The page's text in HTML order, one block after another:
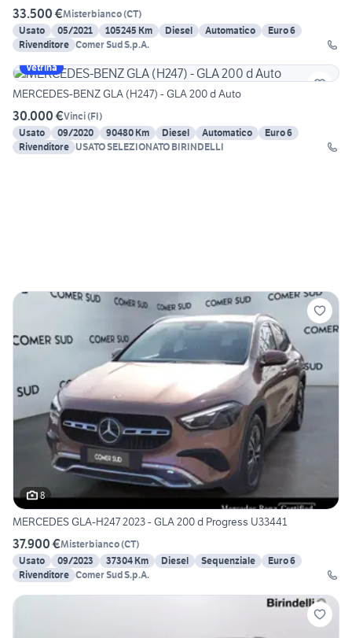
33.500 €Misterbianco(CT)
Usato
05/2021 105245 Km Diesel Automatico
Euro 6
Rivenditore Comer Sud S.p.A.
Vetrina
MERCEDES-BENZ GLA (H247) - GLA 200 d Auto
30.000 €Vinci(FI)
Usato
09/2020 90480 Km Diesel Automatico
Euro 6
Rivenditore USATO SELEZIONATO BIRINDELLI
8
MERCEDES GLA-H247 2023 - GLA 200 d Progress U33441
37.900 €Misterbianco(CT)
Usato
09/2023 37304 Km Diesel Sequenziale
Euro 6
Rivenditore Comer Sud S.p.A.